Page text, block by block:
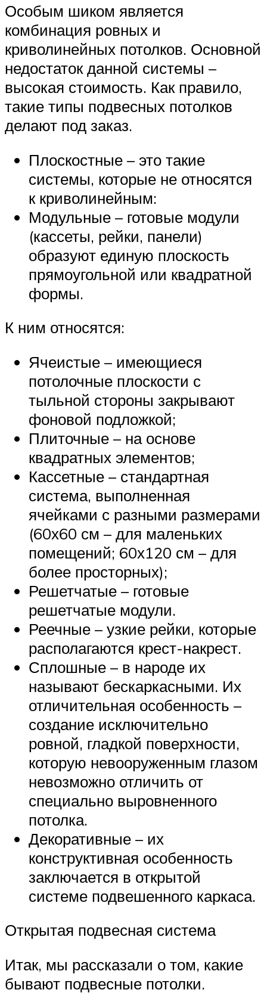
Особым шиком является
комбинация ровных и
криволинейных потолков. Основной
недостаток данной системы –
высокая стоимость. Как правило,
такие типы подвесных потолков
делают под заказ.
Плоскостные – это такие
системы, которые не относятся
к криволинейным:
Модульные – готовые модули
(кассеты, рейки, панели)
образуют единую плоскость
прямоугольной или квадратной
формы.
К ним относятся:
Ячеистые – имеющиеся
потолочные плоскости с
тыльной стороны закрывают
фоновой подложкой;
Плиточные – на основе
квадратных элементов;
Кассетные – стандартная
система, выполненная
ячейками с разными размерами
(60х60 см – для маленьких
помещений; 60х120 см – для
более просторных);
Решетчатые – готовые
решетчатые модули.
Реечные – узкие рейки, которые
располагаются крест-накрест.
Сплошные – в народе их
называют бескаркасными. Их
отличительная особенность –
создание исключительно
ровной, гладкой поверхности,
которую невооруженным глазом
невозможно отличить от
специально выровненного
потолка.
Декоративные – их
конструктивная особенность
заключается в открытой
системе подвешенного каркаса.
Открытая подвесная система
Итак, мы рассказали о том, какие
бывают подвесные потолки.